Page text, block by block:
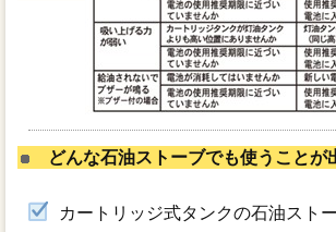
どんな石油ストーブでも使うことが
カートリッジ式タンクの石油スト